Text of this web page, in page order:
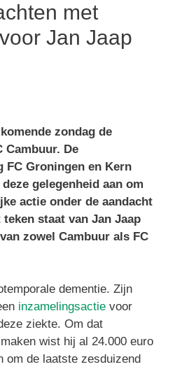
met
Jan Jaap
zondag de
Cambuur. De
FC Groningen en Kern
gelegenheid aan om
actie onder de aandacht
staat van Jan Jaap
zowel Cambuur als FC
dementie. Zijn
inzamelingsactie voor
ziekte. Om dat
wist hij al 24.000 euro
om de laatste zesduizend